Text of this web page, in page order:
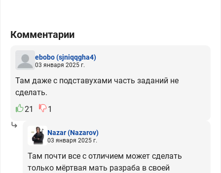
Комментарии
ebobo(sjniqqgha4)
03 января 2025 г.
Там даже с подставухами часть заданий не
сделать.
21
1
Nazar(Nazarov)
03 января 2025 г.
Там почти все с отличием может сделать
только мёртвая мать разраба в своей